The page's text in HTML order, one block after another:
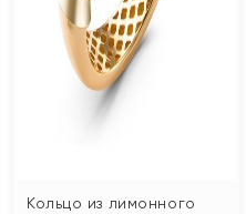
Кольцо из лимонного